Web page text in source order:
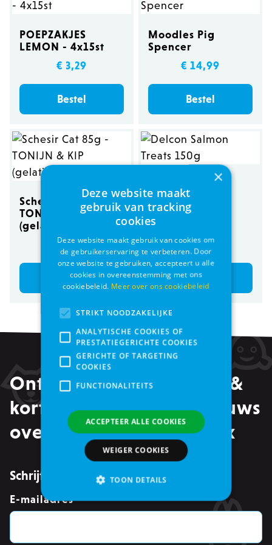
POEPZAKJES
LEMON - 4x15st
€ 3,29
Bestel
Moodles Pig
Spencer
€ 14,99
Bestel
Schesir Cat 85g -
TONIJN & KIP
(gelatine)
€ 1,80
Bestel
Delcon Salmon
Treats 150g
€ 3,95
Bestel
Ontvang alle promoties &
kortingen, maar ook nieuws
over events in je mailbox
Schrijf je in voor de nieuwsbrief
E-mailadres*
×
Deze website maakt
gebruik van tracking
cookies
Deze website maakt gebruik van cookies om
de gebruikerservaring te verbeteren. Door
onze website te gebruiken, accepteert u alle
cookies in overeenstemming met ons
cookiebeleid. Meer over ons cookiebeleid
STRIKT NOODZAKELIJKE
ANALYTISCHE COOKIES OF
PRESTATIEGERICHTE COOKIES
GERICHTE OF TARGETING
COOKIES
FUNCTIONALITEITS
ACCEPTEER ALLE COOKIES
WEIGER COOKIES
TOON DETAILS
Analytische cookies of prestatiegerichte cookies